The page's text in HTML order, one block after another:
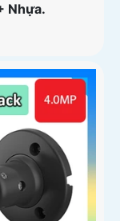
Nhựa.